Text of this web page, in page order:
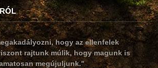
hogy az ellenfelek
rajtunk múlik, hogy magunk is
megújuljunk."